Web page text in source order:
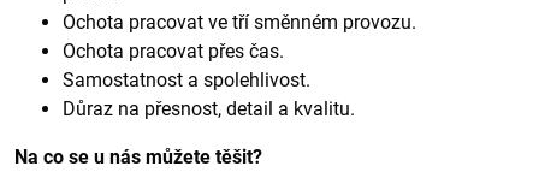
Ochota pracovat ve tří směnném provozu.
Ochota pracovat přes čas.
Samostatnost a spolehlivost.
Důraz na přesnost, detail a kvalitu.
Na co se u nás můžete těšit?